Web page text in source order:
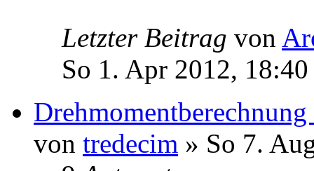
Letzter Beitrag von
So 1. Apr 2012, 18:40
von tredecim » So 7.